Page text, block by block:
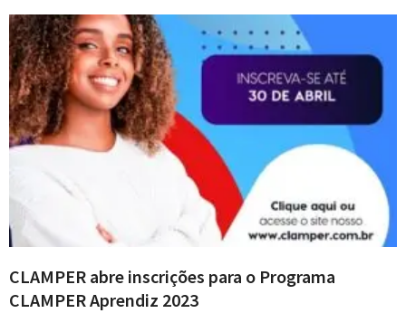
CLAMPER abre inscrições para o Programa
CLAMPER Aprendiz 2023